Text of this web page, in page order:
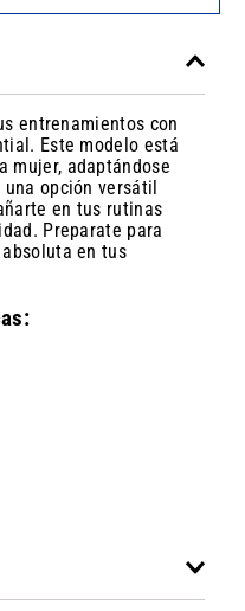
entrenamientos con
Este modelo está
mujer, adaptándose
opción versátil
en tus rutinas
Preparate para
en tus